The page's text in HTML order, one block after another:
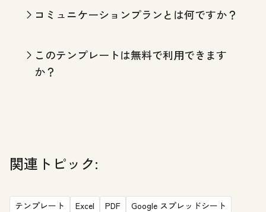
コミュニケーションプランとは何ですか？
このテンプレートは無料で利用できます
か？
関連トピック:
テンプレート Excel PDF Google スプレッドシート